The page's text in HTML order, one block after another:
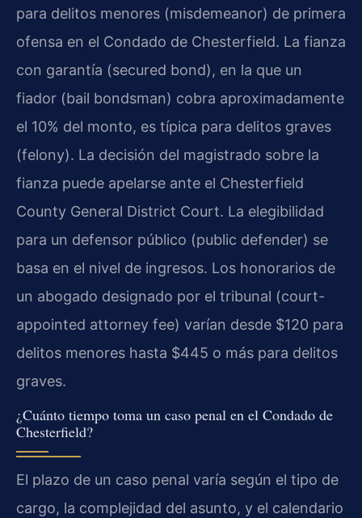
para delitos menores (misdemeanor) de primera
ofensa en el Condado de Chesterfield. La fianza
con garantía (secured bond), en la que un
fiador (bail bondsman) cobra aproximadamente
el 10% del monto, es típica para delitos graves
(felony). La decisión del magistrado sobre la
fianza puede apelarse ante el Chesterfield
County General District Court. La elegibilidad
para un defensor público (public defender) se
basa en el nivel de ingresos. Los honorarios de
un abogado designado por el tribunal (court-
appointed attorney fee) varían desde $120 para
delitos menores hasta $445 o más para delitos
graves.
¿Cuánto tiempo toma un caso penal en el Condado de
Chesterfield?
El plazo de un caso penal varía según el tipo de
cargo, la complejidad del asunto, y el calendario